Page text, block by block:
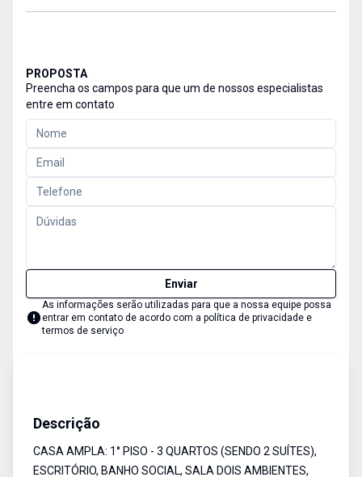
PROPOSTA
Preencha os campos para que um de nossos especialistas
entre em contato
Enviar
As informações serão utilizadas para que a nossa equipe possa
entrar em contato de acordo com a política de privacidade e
termos de serviço
Descrição
CASA AMPLA: 1° PISO - 3 QUARTOS (SENDO 2 SUÍTES),
ESCRITÓRIO, BANHO SOCIAL, SALA DOIS AMBIENTES,